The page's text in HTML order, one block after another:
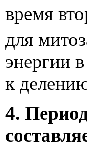
время
для
энергии
к
4.